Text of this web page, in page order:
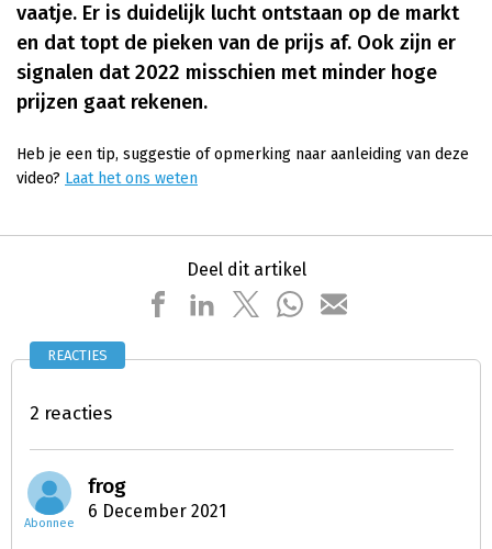
vaatje. Er is duidelijk lucht ontstaan op de markt
en dat topt de pieken van de prijs af. Ook zijn er
signalen dat 2022 misschien met minder hoge
prijzen gaat rekenen.
Heb je een tip, suggestie of opmerking naar aanleiding van deze
video? Laat het ons weten
Deel dit artikel
REACTIES
2 reacties
Abonnee
frog
6 December 2021